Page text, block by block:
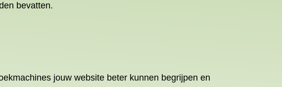
bevatten.
jouw website beter kunnen begrijpen en